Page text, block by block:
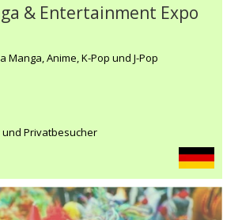
& Entertainment Expo
Manga, Anime, K-Pop und J-Pop
Privatbesucher